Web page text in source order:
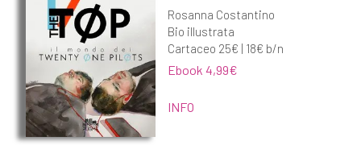
Rosanna Costantino
Bio illustrata
Cartaceo 25€ | 18€ b/n
Ebook 4,99€
INFO